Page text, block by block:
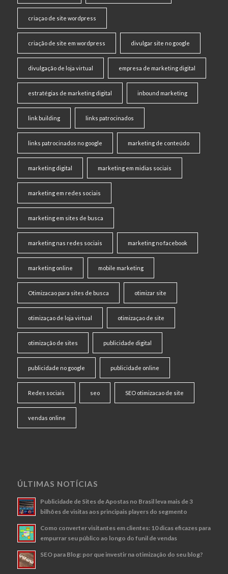
criaçao de site wordpress
criação de site em wordpress divulgar site no google
divulgação de loja virtual empresa de marketing digital
estratégias de marketing digital inbound marketing
link building links patrocinados
links patrocinados no google marketing de conteúdo
marketing digital marketing em midias sociais
marketing em redes sociais
marketing em sites de busca
marketing nas redes sociais marketing no facebook
marketing online mobile marketing
Otimizacao para sites de busca otimizar site
otimizaçao de loja virtual otimizaçao de site
otimização de sites publicidade digital
publicidade no google publicidade online
Redes sociais seo SEO otimizacao de site
vendas online
ÚLTIMAS NOTÍCIAS
Publicidade de Sites de Apostas no Brasil leva mais de 3
bilhões de visitas aos principais players do segmento
Como converter visitantes em clientes: 10 dicas eficazes para
empurrar seu público ao longo do funil de vendas
SEO para Blog: por que investir na otimização do seu blog?